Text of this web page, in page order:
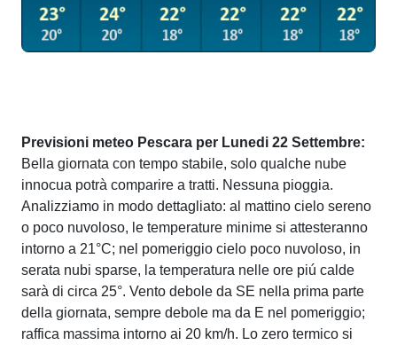
Previsioni meteo Pescara per Lunedi 22 Settembre:
Bella giornata con tempo stabile, solo qualche nube
innocua potrà comparire a tratti. Nessuna pioggia.
Analizziamo in modo dettagliato: al mattino cielo sereno
o poco nuvoloso, le temperature minime si attesteranno
intorno a 21°C; nel pomeriggio cielo poco nuvoloso, in
serata nubi sparse, la temperatura nelle ore piú calde
sarà di circa 25°. Vento debole da SE nella prima parte
della giornata, sempre debole ma da E nel pomeriggio;
raffica massima intorno ai 20 km/h. Lo zero termico si